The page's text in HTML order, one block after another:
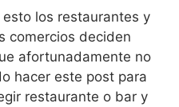
los restaurantes y
comercios deciden
afortunadamente no
hacer este post para
restaurante o bar y